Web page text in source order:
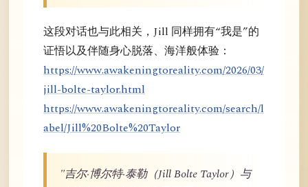
这段对话也与此相关，Jill 同样拥有“我是”的
证悟以及伴随身心脱落、海洋般体验：
https://www.awakeningtoreality.com/2026/03/
jill-bolte-taylor.html
https://www.awakeningtoreality.com/search/l
abel/Jill%20Bolte%20Taylor
"吉尔·博尔特·泰勒（Jill Bolte Taylor）与